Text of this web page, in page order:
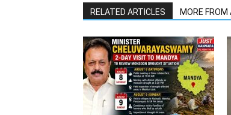
RELATED ARTICLES MORE FROM